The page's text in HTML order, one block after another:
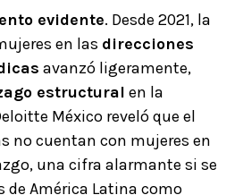
evidente. Desde 2021, la
en las direcciones
avanzó ligeramente,
estructural en la
México reveló que el
no cuentan con mujeres en
una cifra alarmante si se
de América Latina como